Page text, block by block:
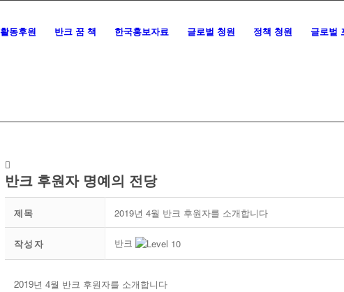
활동후원 반크 꿈 책 한국홍보자료 글로벌 청원 정책 청원 글로벌
반크 후원자 명예의 전당
제목 2019년 4월 반크 후원자를 소개합니다
작성자 반크
2019년 4월 반크 후원자를 소개합니다